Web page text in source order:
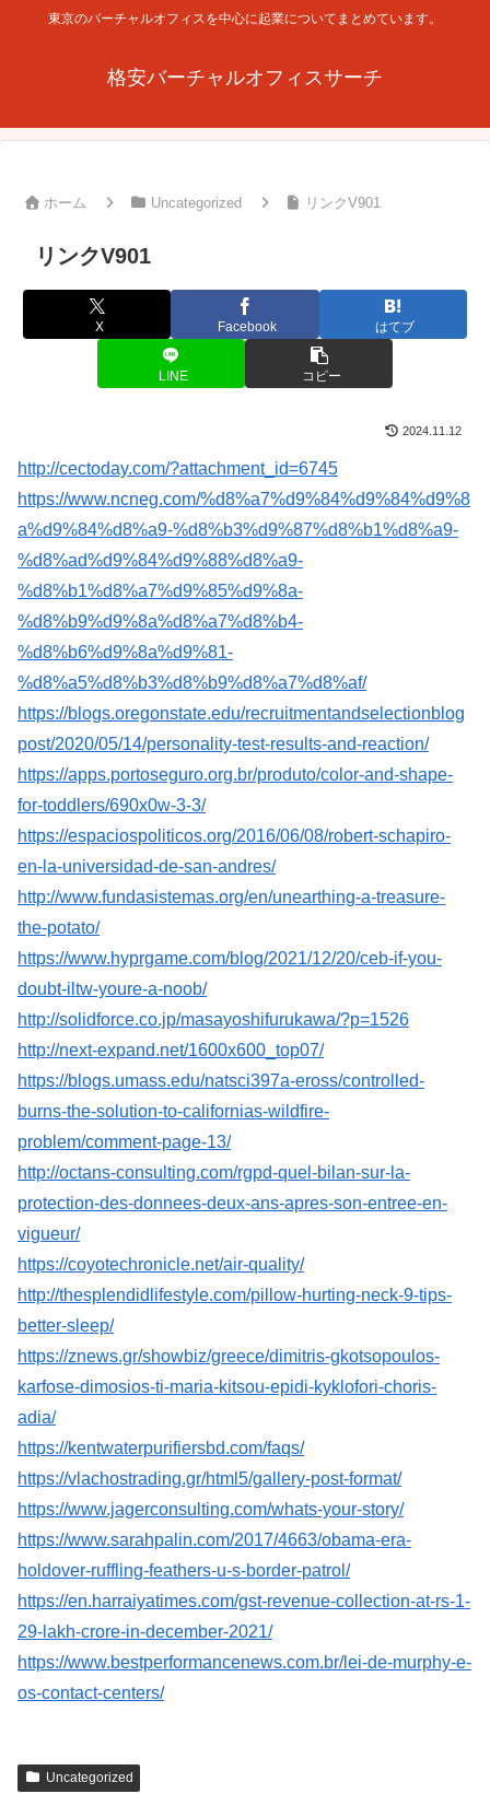
東京のバーチャルオフィスを中心に起業についてまとめています。
格安バーチャルオフィスサーチ
ホーム Uncategorized リンクV901
リンクV901
X Facebook はてブ
LINE コピー
2024.11.12
http://cectoday.com/?attachment_id=6745
https://www.ncneg.com/%d8%a7%d9%84%d9%84%d9%8
a%d9%84%d8%a9-%d8%b3%d9%87%d8%b1%d8%a9-
%d8%ad%d9%84%d9%88%d8%a9-
%d8%b1%d8%a7%d9%85%d9%8a-
%d8%b9%d9%8a%d8%a7%d8%b4-
%d8%b6%d9%8a%d9%81-
%d8%a5%d8%b3%d8%b9%d8%a7%d8%af/
https://blogs.oregonstate.edu/recruitmentandselectionblog
post/2020/05/14/personality-test-results-and-reaction/
https://apps.portoseguro.org.br/produto/color-and-shape-
for-toddlers/690x0w-3-3/
https://espaciospoliticos.org/2016/06/08/robert-schapiro-
en-la-universidad-de-san-andres/
http://www.fundasistemas.org/en/unearthing-a-treasure-
the-potato/
https://www.hyprgame.com/blog/2021/12/20/ceb-if-you-
doubt-iltw-youre-a-noob/
http://solidforce.co.jp/masayoshifurukawa/?p=1526
http://next-expand.net/1600x600_top07/
https://blogs.umass.edu/natsci397a-eross/controlled-
burns-the-solution-to-californias-wildfire-
problem/comment-page-13/
http://octans-consulting.com/rgpd-quel-bilan-sur-la-
protection-des-donnees-deux-ans-apres-son-entree-en-
vigueur/
https://coyotechronicle.net/air-quality/
http://thesplendidlifestyle.com/pillow-hurting-neck-9-tips-
better-sleep/
https://znews.gr/showbiz/greece/dimitris-gkotsopoulos-
karfose-dimosios-ti-maria-kitsou-epidi-kyklofori-choris-
adia/
https://kentwaterpurifiersbd.com/faqs/
https://vlachostrading.gr/html5/gallery-post-format/
https://www.jagerconsulting.com/whats-your-story/
https://www.sarahpalin.com/2017/4663/obama-era-
holdover-ruffling-feathers-u-s-border-patrol/
https://en.harraiyatimes.com/gst-revenue-collection-at-rs-1-
29-lakh-crore-in-december-2021/
https://www.bestperformancenews.com.br/lei-de-murphy-e-
os-contact-centers/
Uncategorized